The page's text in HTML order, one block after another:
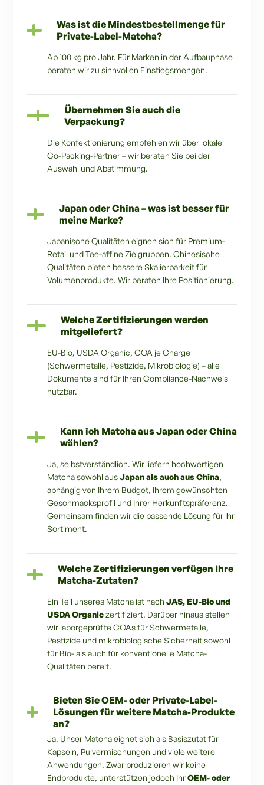
Was ist die Mindestbestellmenge für
Private-Label-Matcha?
Ab 100 kg pro Jahr. Für Marken in der Aufbauphase
beraten wir zu sinnvollen Einstiegsmengen.
Übernehmen Sie auch die
Verpackung?
Die Konfektionierung empfehlen wir über lokale
Co-Packing-Partner – wir beraten Sie bei der
Auswahl und Abstimmung.
Japan oder China – was ist besser für
meine Marke?
Japanische Qualitäten eignen sich für Premium-
Retail und Tee-affine Zielgruppen. Chinesische
Qualitäten bieten bessere Skalierbarkeit für
Volumenprodukte. Wir beraten Ihre Positionierung.
Welche Zertifizierungen werden
mitgeliefert?
EU-Bio, USDA Organic, COA je Charge
(Schwermetalle, Pestizide, Mikrobiologie) – alle
Dokumente sind für Ihren Compliance-Nachweis
nutzbar.
Kann ich Matcha aus Japan oder China
wählen?
Ja, selbstverständlich. Wir liefern hochwertigen
Matcha sowohl ausJapan als auch aus China,
abhängig von Ihrem Budget, Ihrem gewünschten
Geschmacksprofil und Ihrer Herkunftspräferenz.
Gemeinsam finden wir die passende Lösung für Ihr
Sortiment.
Welche Zertifizierungen verfügen Ihre
Matcha-Zutaten?
Ein Teil unseres Matcha ist nach JAS, EU-Bio und
USDA Organiczertifiziert. Darüber hinaus stellen
wir laborgeprüfte COAs für Schwermetalle,
Pestizide und mikrobiologische Sicherheit sowohl
für Bio- als auch für konventionelle Matcha-
Qualitäten bereit.
Bieten Sie OEM- oder Private-Label-
Lösungen für weitere Matcha-Produkte
an?
Ja. Unser Matcha eignet sich als Basiszutat für
Kapseln, Pulvermischungen und viele weitere
Anwendungen. Zwar produzieren wir keine
Endprodukte, unterstützen jedoch IhrOEM- oder